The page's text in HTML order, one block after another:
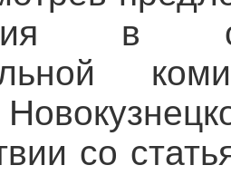
в
со